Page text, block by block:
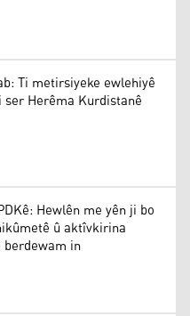
Ti metirsiyeke ewlehiyê
Herêma Kurdistanê
Hewlên me yên ji bo
û aktîvkirina
in